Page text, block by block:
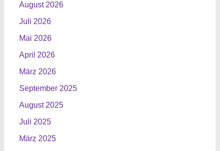
August 2026
Juli 2026
Mai 2026
April 2026
März 2026
September 2025
August 2025
Juli 2025
März 2025